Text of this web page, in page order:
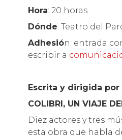
Hora: 20 horas
Dónde: Teatro del
Adhesión: entrada
escribir a
Escrita y dirigida por
COLIBRI, UN VIAJE
Diez actores y tres
esta obra que habla